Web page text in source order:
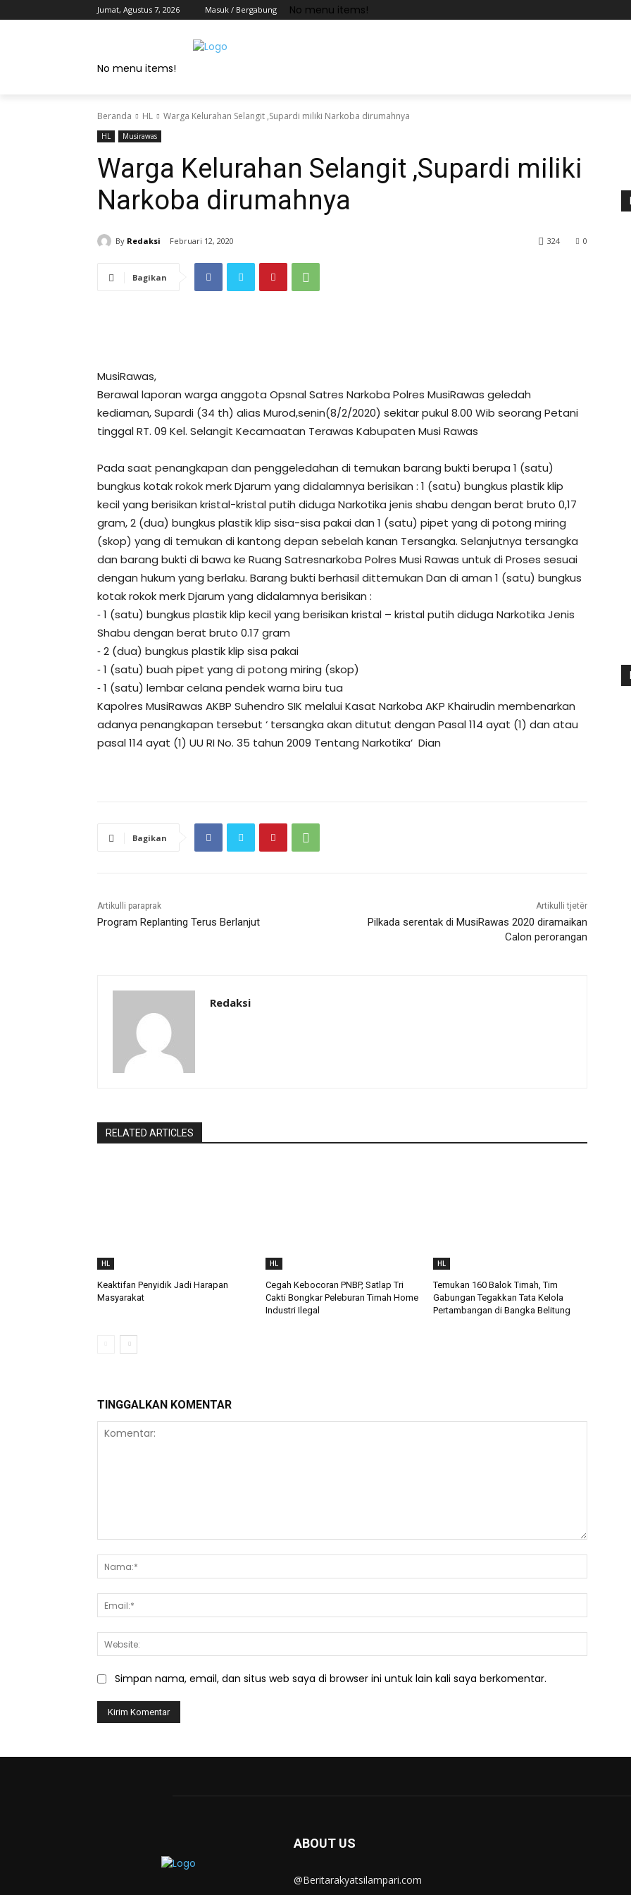
Jumat, Agustus 7, 2026 Masuk / Bergabung No menu items!
No menu items!
Beranda HL Warga Kelurahan Selangit ,Supardi miliki Narkoba dirumahnya
HL Musirawas
Warga Kelurahan Selangit ,Supardi miliki
Narkoba dirumahnya
By Redaksi Februari 12, 2020 0
324
Bagikan
MusiRawas,
Berawal laporan warga anggota Opsnal Satres Narkoba Polres MusiRawas geledah
kediaman, Supardi (34 th) alias Murod,senin(8/2/2020) sekitar pukul 8.00 Wib seorang Petani
tinggal RT. 09 Kel. Selangit Kecamaatan Terawas Kabupaten Musi Rawas
Pada saat penangkapan dan penggeledahan di temukan barang bukti berupa 1 (satu)
bungkus kotak rokok merk Djarum yang didalamnya berisikan : 1 (satu) bungkus plastik klip
kecil yang berisikan kristal-kristal putih diduga Narkotika jenis shabu dengan berat bruto 0,17
gram, 2 (dua) bungkus plastik klip sisa-sisa pakai dan 1 (satu) pipet yang di potong miring
(skop) yang di temukan di kantong depan sebelah kanan Tersangka. Selanjutnya tersangka
dan barang bukti di bawa ke Ruang Satresnarkoba Polres Musi Rawas untuk di Proses sesuai
dengan hukum yang berlaku. Barang bukti berhasil dittemukan Dan di aman 1 (satu) bungkus
kotak rokok merk Djarum yang didalamnya berisikan :
⁃ 1 (satu) bungkus plastik klip kecil yang berisikan kristal – kristal putih diduga Narkotika Jenis
Shabu dengan berat bruto 0.17 gram
⁃ 2 (dua) bungkus plastik klip sisa pakai
⁃ 1 (satu) buah pipet yang di potong miring (skop)
⁃ 1 (satu) lembar celana pendek warna biru tua
Kapolres MusiRawas AKBP Suhendro SIK melalui Kasat Narkoba AKP Khairudin membenarkan
adanya penangkapan tersebut ‘ tersangka akan ditutut dengan Pasal 114 ayat (1) dan atau
pasal 114 ayat (1) UU RI No. 35 tahun 2009 Tentang Narkotika’ Dian
Bagikan
Artikulli paraprak
Program Replanting Terus Berlanjut
Artikulli tjetër
Pilkada serentak di MusiRawas 2020 diramaikan
Calon perorangan
Redaksi
RELATED ARTICLES
HL
Keaktifan Penyidik Jadi Harapan
Masyarakat
HL
Cegah Kebocoran PNBP, Satlap Tri
Cakti Bongkar Peleburan Timah Home
Industri Ilegal
HL
Temukan 160 Balok Timah, Tim
Gabungan Tegakkan Tata Kelola
Pertambangan di Bangka Belitung
TINGGALKAN KOMENTAR
Simpan nama, email, dan situs web saya di browser ini untuk lain kali saya berkomentar.
ABOUT US
@Beritarakyatsilampari.com